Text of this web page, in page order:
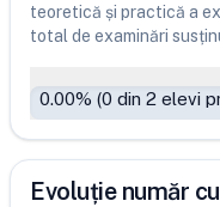
teoretică și practică a
total de examinări
0.00% (0 din 2 elevi
Evoluție număr